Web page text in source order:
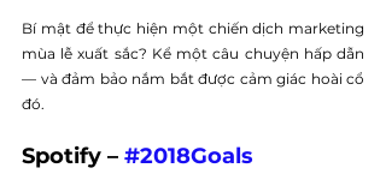
Bí mật để thực hiện một chiến dịch marketing
mùa lễ xuất sắc? Kể một câu chuyện hấp dẫn
— và đảm bảo nắm bắt được cảm giác hoài cổ
đó.
Spotify – #2018Goals